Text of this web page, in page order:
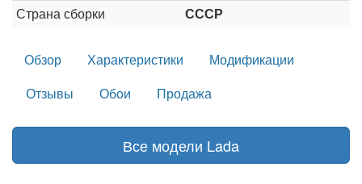
Страна сборки
СССР
Обзор Характеристики
Модификации
Отзывы
Обои Продажа
Все модели Lada